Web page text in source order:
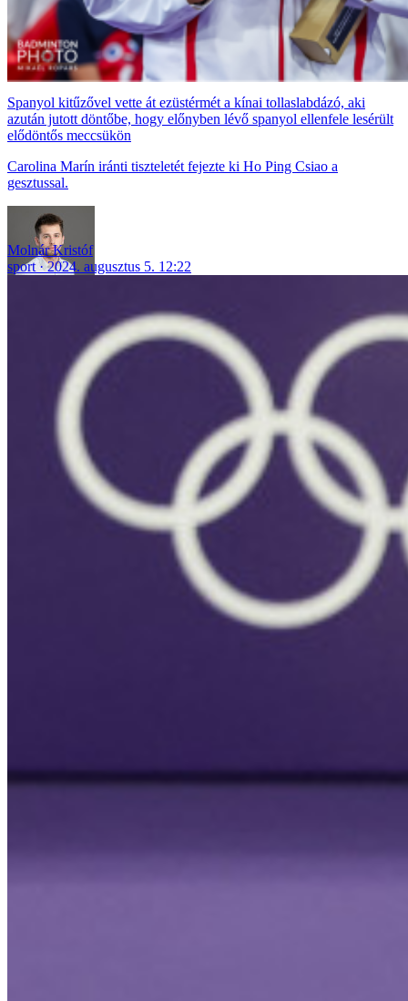
Spanyol kitűzővel vette át ezüstérmét a kínai tollaslabdázó, aki
azután jutott döntőbe, hogy előnyben lévő spanyol ellenfele lesérült
elődöntős meccsükön
Carolina Marín iránti tiszteletét fejezte ki Ho Ping Csiao a
gesztussal.
Molnár Kristóf
sport
2024. augusztus 5. 12:22